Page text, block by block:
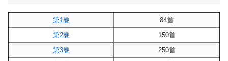
第1巻
84首
第2巻
150首
第3巻
250首